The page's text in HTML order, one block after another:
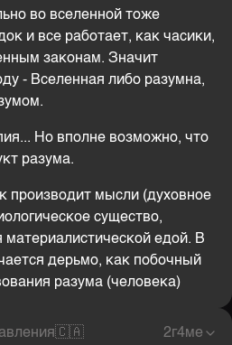
во вселенной тоже
и все работает, как часики,
законам. Значит
- Вселенная либо разумна,
Но вполне возможно, что
разума.
производит мысли (духовное
существо,
материалистической едой. В
дерьмо, как побочный
разума (человека)
🇨🇦 2г4ме